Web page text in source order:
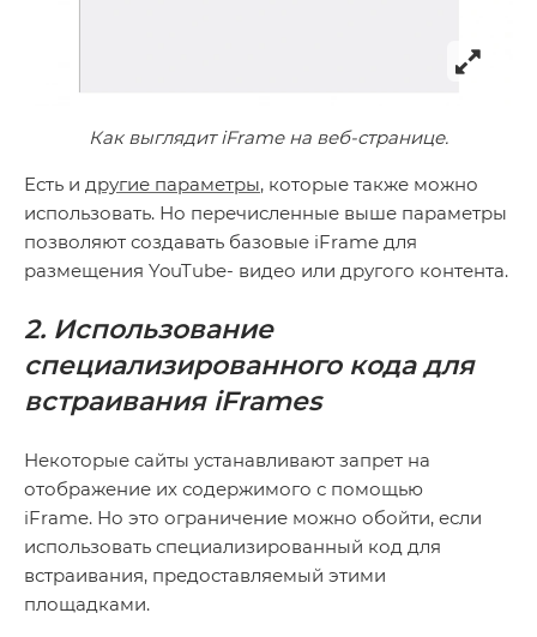
Как выглядит iFrame на веб-странице.
Есть и другие параметры, которые также можно
использовать. Но перечисленные выше параметры
позволяют создавать базовые iFrame для
размещения YouTube- видео или другого контента.
2. Использование
специализированного кода для
встраивания iFrames
Некоторые сайты устанавливают запрет на
отображение их содержимого с помощью
iFrame. Но это ограничение можно обойти, если
использовать специализированный код для
встраивания, предоставляемый этими
площадками.